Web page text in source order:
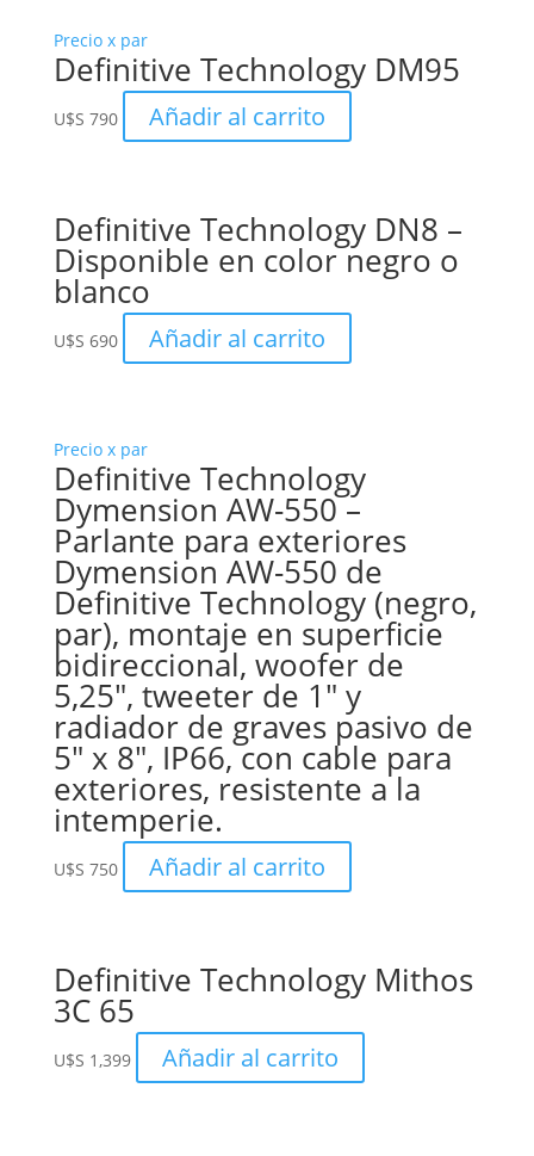
Precio x par
Definitive Technology DM95
U$S 790 Añadir al carrito
Definitive Technology DN8 –
Disponible en color negro o
blanco
U$S 690 Añadir al carrito
Precio x par
Definitive Technology
Dymension AW-550 –
Parlante para exteriores
Dymension AW-550 de
Definitive Technology (negro,
par), montaje en superficie
bidireccional, woofer de
5,25″, tweeter de 1″ y
radiador de graves pasivo de
5″ x 8″, IP66, con cable para
exteriores, resistente a la
intemperie.
U$S 750 Añadir al carrito
Definitive Technology Mithos
3C 65
U$S 1,399 Añadir al carrito